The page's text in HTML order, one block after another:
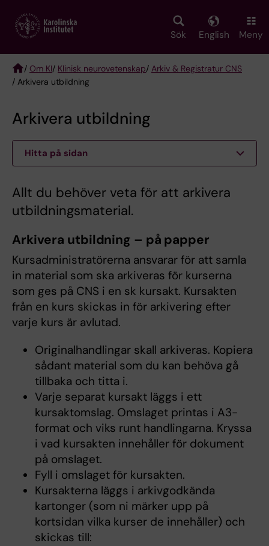
main
Sök English Meny
Breadcrumb
/ Om KI/ Klinisk neurovetenskap/ Arkiv & Registratur CNS
/ Arkivera utbildning
Arkivera utbildning
Hitta på sidan
Allt du behöver veta för att arkivera
utbildningsmaterial.
Arkivera utbildning – på papper
Kursadministratörerna ansvarar för att samla
in material som ska arkiveras för kurserna
som ges på CNS i en sk kursakt. Kursakten
från en kurs skickas in för arkivering efter
varje kurs är avlutad.
Originalhandlingar skall arkiveras. Kopiera
sådant material som du kan behöva gå
tillbaka och titta i.
Varje separat kursakt läggs i ett
kursaktomslag. Omslaget printas i A3-
format och viks runt handlingarna. Kryssa
i vad kursakten innehåller för dokument
på omslaget.
Fyll i omslaget för kursakten.
Kursakterna läggs i arkivgodkända
kartonger (som ni märker upp på
kortsidan vilka kurser de innehåller) och
skickas till: